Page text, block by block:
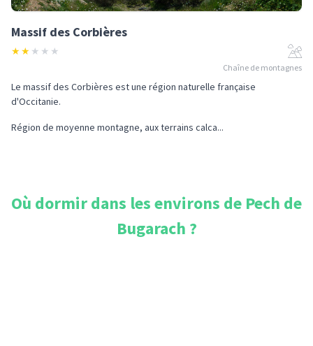
Massif des Corbières
★★ ★ ★ ★
Chaîne de montagnes
Le massif des Corbières est une région naturelle française
d'Occitanie.
Région de moyenne montagne, aux terrains calca...
Où dormir dans les environs de Pech de
Bugarach ?